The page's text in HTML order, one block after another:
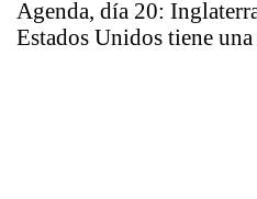
Agenda, día 20:
Estados Unidos tiene